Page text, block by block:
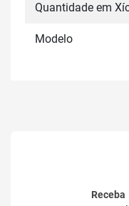
Quantidade em
Modelo
Receba